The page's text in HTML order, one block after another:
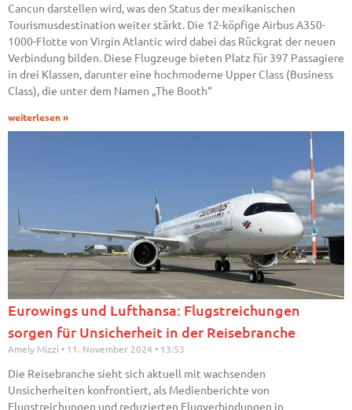
Cancun darstellen wird, was den Status der mexikanischen
Tourismusdestination weiter stärkt. Die 12-köpfige Airbus A350-
1000-Flotte von Virgin Atlantic wird dabei das Rückgrat der neuen
Verbindung bilden. Diese Flugzeuge bieten Platz für 397 Passagiere
in drei Klassen, darunter eine hochmoderne Upper Class (Business
Class), die unter dem Namen „The Booth“
weiterlesen »
Eurowings und Lufthansa: Flugstreichungen
sorgen für Unsicherheit in der Reisebranche
Amely Mizzi 11. November 2024 13:53
Die Reisebranche sieht sich aktuell mit wachsenden
Unsicherheiten konfrontiert, als Medienberichte von
Flugstreichungen und reduzierten Flugverbindungen in